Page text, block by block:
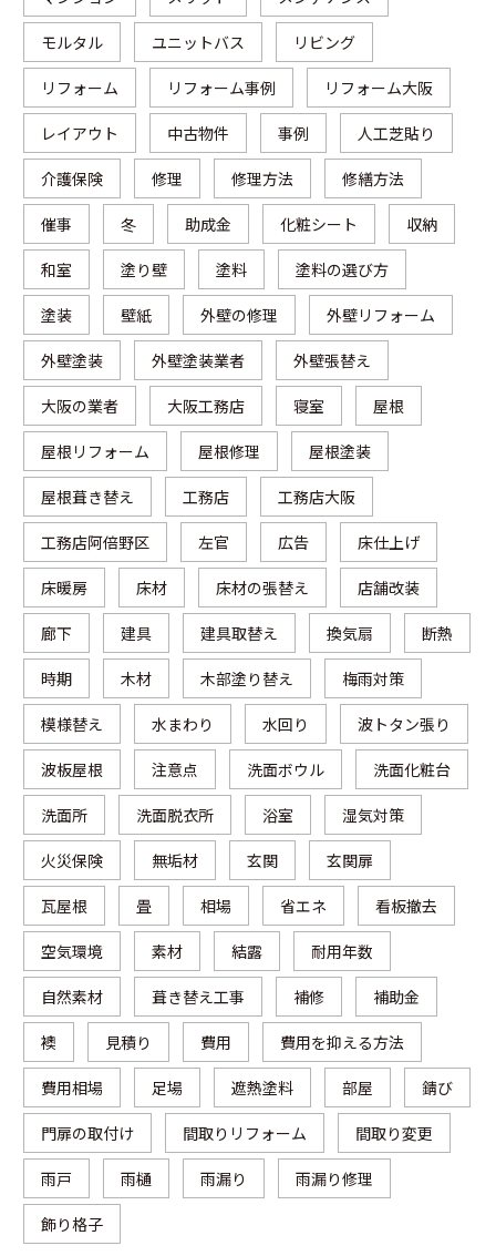
モルタル ユニットバス リビング
リフォーム リフォーム事例 リフォーム大阪
レイアウト 中古物件 事例 人工芝貼り
介護保険 修理 修理方法 修繕方法
催事 冬 助成金 化粧シート 収納
和室 塗り壁 塗料 塗料の選び方
塗装 壁紙 外壁の修理 外壁リフォーム
外壁塗装 外壁塗装業者 外壁張替え
大阪の業者 大阪工務店 寝室 屋根
屋根リフォーム 屋根修理 屋根塗装
屋根葺き替え 工務店 工務店大阪
工務店阿倍野区 左官 広告 床仕上げ
床暖房 床材 床材の張替え 店舗改装
廊下 建具 建具取替え 換気扇 断熱
時期 木材 木部塗り替え 梅雨対策
模様替え 水まわり 水回り 波トタン張り
波板屋根 注意点 洗面ボウル 洗面化粧台
洗面所 洗面脱衣所 浴室 湿気対策
火災保険 無垢材 玄関 玄関扉
瓦屋根 畳 相場 省エネ 看板撤去
空気環境 素材 結露 耐用年数
自然素材 葺き替え工事 補修 補助金
襖 見積り 費用 費用を抑える方法
費用相場 足場 遮熱塗料 部屋 錆び
門扉の取付け 間取りリフォーム 間取り変更
雨戸 雨樋 雨漏り 雨漏り修理
飾り格子